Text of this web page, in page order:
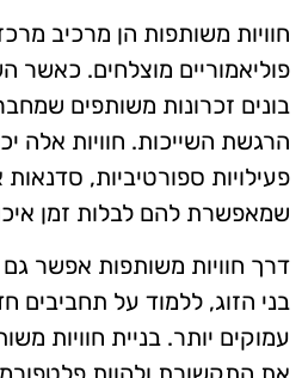
חוויות משותפות הן מרכיב
פוליאמוריים מוצלחים. כאשר
בונים זכרונות משותפים
הרגשת השייכות. חוויות אלה
פעילויות ספורטיביות,
שמאפשרת להם לבלות זמן
דרך חוויות משותפות אפשר
בני הזוג, ללמוד על תחביבים
עמוקים יותר. בניית חוויות